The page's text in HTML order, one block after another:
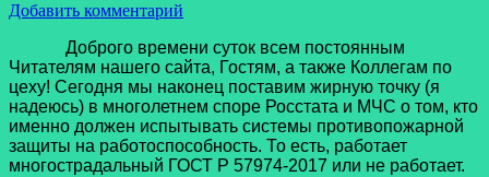
Добавить комментарий
Доброго времени суток всем постоянным
Читателям нашего сайта, Гостям, а также Коллегам по
цеху! Сегодня мы наконец поставим жирную точку (я
надеюсь) в многолетнем споре Росстата и МЧС о том, кто
именно должен испытывать системы противопожарной
защиты на работоспособность. То есть, работает
многострадальный ГОСТ Р 57974-2017 или не работает.